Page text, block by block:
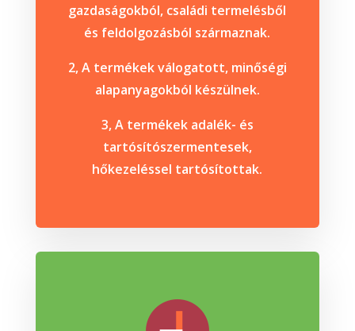
gazdaságokból, családi termelésből
és feldolgozásból származnak.
2, A termékek válogatott, minőségi
alapanyagokból készülnek.
3, A termékek adalék- és
tartósítószermentesek,
hőkezeléssel tartósítottak.